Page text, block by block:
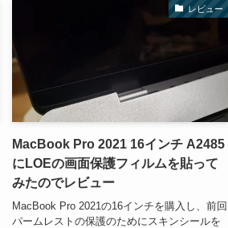
レビュー
MacBook Pro 2021 16インチ A2485
にLOEの画面保護フィルムを貼って
みたのでレビュー
MacBook Pro 2021の16インチを購入し、前回
パームレストの保護のためにスキンシールを